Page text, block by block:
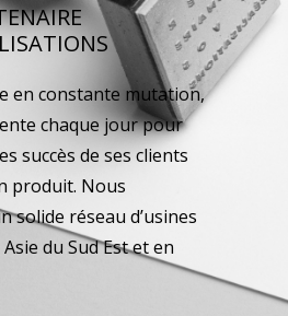
en constante mutation,
chaque jour pour
succès de ses clients
produit. Nous
solide réseau d’usines
du Sud Est et en